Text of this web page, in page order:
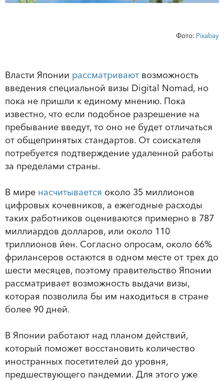
Фото: Рixabay
Власти Японии рассматривают возможность
введения специальной визы Digital Nomad, но
пока не пришли к единому мнению. Пока
известно, что если подобное разрешение на
пребывание введут, то оно не будет отличаться
от общепринятых стандартов. От соискателя
потребуется подтверждение удаленной работы
за пределами страны.
В мире насчитывается около 35 миллионов
цифровых кочевников, а ежегодные расходы
таких работников оцениваются примерно в 787
миллиардов долларов, или около 110
триллионов йен. Согласно опросам, около 66%
фрилансеров остаются в одном месте от трех до
шести месяцев, поэтому правительство Японии
рассматривает возможность выдачи визы,
которая позволила бы им находиться в стране
более 90 дней.
В Японии работают над планом действий,
который поможет восстановить количество
иностранных посетителей до уровня,
предшествующего пандемии. Для этого уже